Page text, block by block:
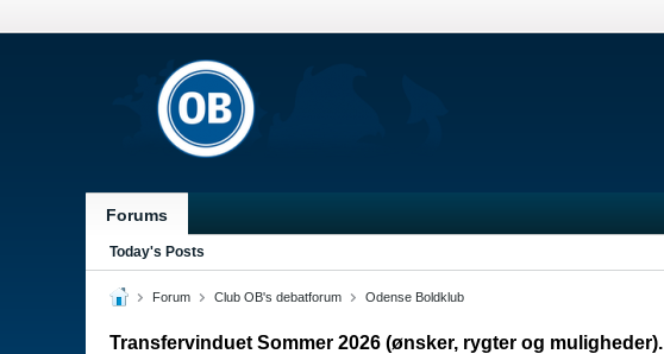
Forums
Today's Posts
Forum Club OB's debatforum Odense Boldklub
Transfervinduet Sommer 2026 (ønsker, rygter og muligheder).